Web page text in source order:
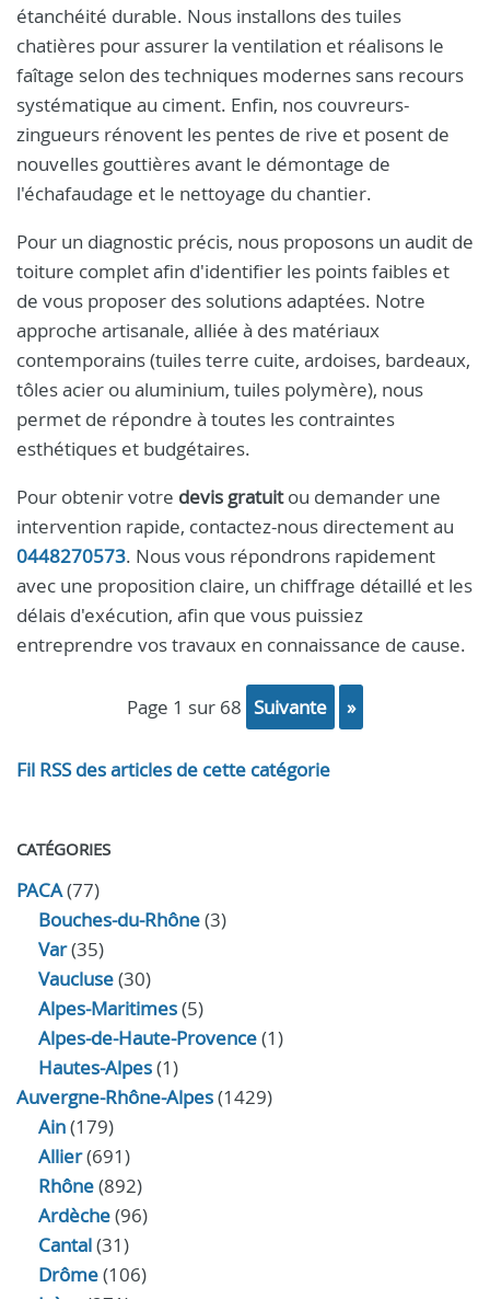
étanchéité durable. Nous installons des tuiles
chatières pour assurer la ventilation et réalisons le
faîtage selon des techniques modernes sans recours
systématique au ciment. Enfin, nos couvreurs-
zingueurs rénovent les pentes de rive et posent de
nouvelles gouttières avant le démontage de
l'échafaudage et le nettoyage du chantier.
Pour un diagnostic précis, nous proposons un audit de
toiture complet afin d'identifier les points faibles et
de vous proposer des solutions adaptées. Notre
approche artisanale, alliée à des matériaux
contemporains (tuiles terre cuite, ardoises, bardeaux,
tôles acier ou aluminium, tuiles polymère), nous
permet de répondre à toutes les contraintes
esthétiques et budgétaires.
Pour obtenir votre devis gratuitou demander une
intervention rapide, contactez-nous directement au
0448270573. Nous vous répondrons rapidement
avec une proposition claire, un chiffrage détaillé et les
délais d'exécution, afin que vous puissiez
entreprendre vos travaux en connaissance de cause.
page 1 sur 68 suivante »
Fil RSS des articles de cette catégorie
CATÉGORIES
PACA(77)
Bouches-du-Rhône(3)
Var(35)
Vaucluse(30)
Alpes-Maritimes(5)
Alpes-de-Haute-Provence(1)
Hautes-Alpes(1)
Auvergne-Rhône-Alpes(1429)
Ain(179)
Allier(691)
Rhône(892)
Ardèche(96)
Cantal(31)
Drôme(106)